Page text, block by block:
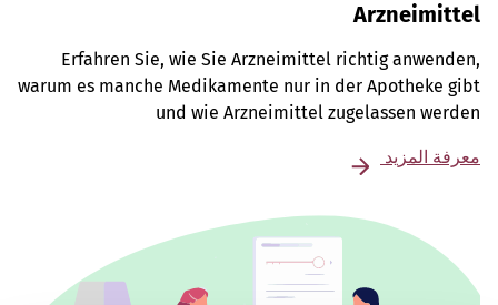
Arzneimittel
Erfahren Sie, wie Sie Arzneimittel richtig anwenden,
warum es manche Medikamente nur in der Apotheke gibt
und wie Arzneimittel zugelassen werden
معرفة المزيد